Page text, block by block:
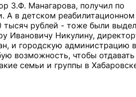
З.Ф. Манагарова, получил по
А в детском реабилитационном
тысяч рублей - тоже были
Ивановичу Никулину,
и городскую администрацию в
возможность, чтобы отдавать
семьи и группы в